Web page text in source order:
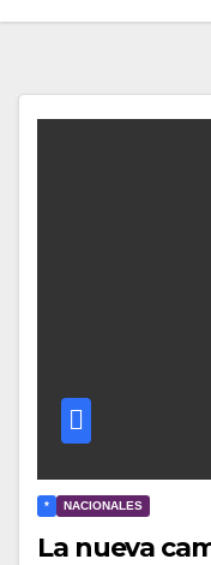
* NACIONALES
La nueva